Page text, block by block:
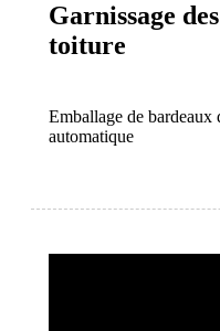
Garnissage
toiture
Emballage de bardeaux
automatique